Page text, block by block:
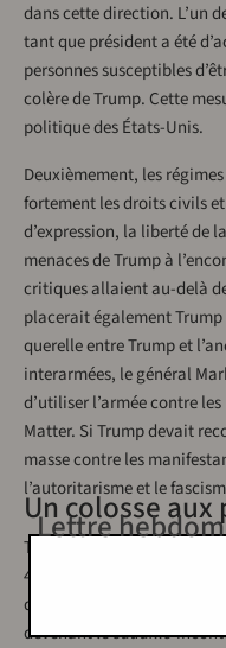
dans cette direction. L’un
tant que président a été
personnes susceptibles
colère de Trump. Cette
politique des États-Unis.
Deuxièmement, les
fortement les droits civils
d’expression, la liberté de
menaces de Trump à
critiques allaient au-delà
placerait également
querelle entre Trump et
interarmées, le général
d’utiliser l’armée contre
Matter. Si Trump devait
masse contre les
l’autoritarisme et le
Un colosse aux
Trump, capitaliste de
45
président, deux fois
d’impeachment, inculpé et
devenant lecaudillo
Lettre